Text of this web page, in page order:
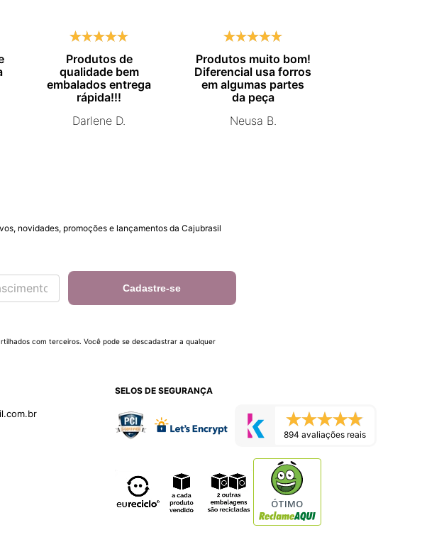
Produtos de
qualidade bem
embalados entrega
rápida!!!
Darlene D.
Produtos muito bom!
Diferencial usa forros
em algumas partes
da peça
Neusa B.
novidades, promoções e lançamentos da Cajubrasil
Cadastre-se
com terceiros. Você pode se descadastrar a qualquer
SELOS DE SEGURANÇA
894 avaliações reais
ÓTIMO